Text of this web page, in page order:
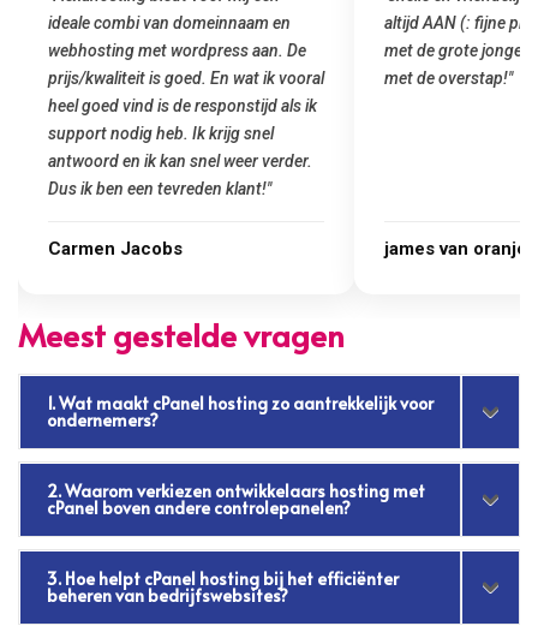
ideale combi van domeinnaam en
webhosting met wordpress aan. De
prijs/kwaliteit is goed. En wat ik vooral
heel goed vind is de responstijd als ik
support nodig heb. Ik krijg snel
antwoord en ik kan snel weer verder.
Dus ik ben een tevreden klant!"
Carmen Jacobs
altijd AAN (: fijne
met de grote
met de overstap!"
james van oranje
Meest gestelde vragen
1. Wat maakt cPanel hosting zo aantrekkelijk voor
ondernemers?
2. Waarom verkiezen ontwikkelaars hosting met
cPanel boven andere controlepanelen?
3. Hoe helpt cPanel hosting bij het efficiënter
beheren van bedrijfswebsites?